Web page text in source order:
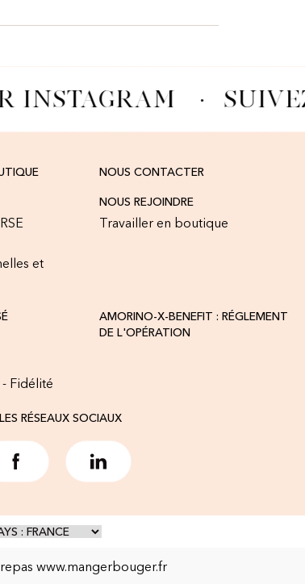
INSTAGRAM
NOUS CONTACTER
et
NOUS REJOINDRE
Travailler en boutique
AMORINO-X-BENEFIT : RÉGLEMENT
DE L'OPÉRATION
- Fidélité
RÉSEAUX SOCIAUX
www.mangerbouger.fr